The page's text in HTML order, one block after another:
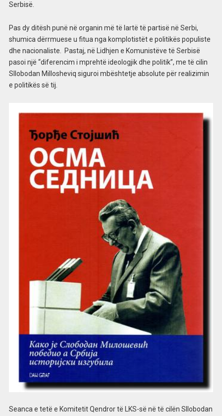
Serbisë.
Pas dy ditësh punë në organin më të lartë të partisë në Serbi,
shumica dërrmuese u fitua nga komplotistët e politikës populiste
dhe nacionaliste. Pastaj, në Lidhjen e Komunistëve të Serbisë
pasoi një “diferencim i mprehtë ideologjik dhe politik”, me të cilin
Sllobodan Millosheviq siguroi mbështetje absolute për realizimin
e politikës së tij.
Seanca e tetë e Komitetit Qendror të LKS-së në të cilën Sllobodan